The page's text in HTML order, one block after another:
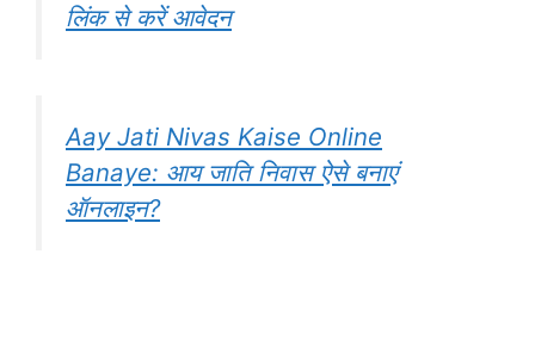
लिंक से करें आवेदन
Aay Jati Nivas Kaise Online
Banaye: आय जाति निवास ऐसे बनाएं
ऑनलाइन?